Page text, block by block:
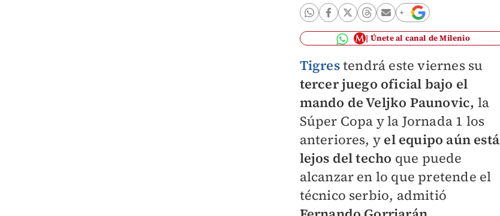
Únete al canal de Milenio
Tigrestendrá este viernes su
tercer juego oficial bajo el
mando de Veljko Paunovic, la
Súper Copa y la Jornada 1 los
anteriores, y el equipo aún está
lejos del techo que puede
alcanzar en lo que pretende el
técnico serbio, admitió